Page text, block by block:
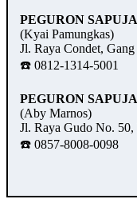
PEGURON
(Kyai Pamungkas)
Jl. Raya Condet,
☎️ 0812-1314-5001
PEGURON
(Aby Marnos)
Jl. Raya Gudo No.
☎️ 0857-8008-0098